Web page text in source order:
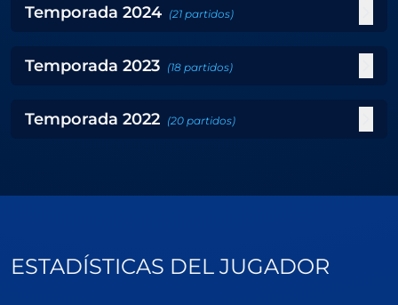
Temporada 2024 (21 partidos)
Temporada 2023 (18 partidos)
Temporada 2022 (20 partidos)
ESTADÍSTICAS DEL JUGADOR